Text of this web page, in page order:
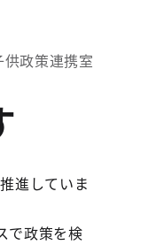
供政策連携室
進していま
で政策を検